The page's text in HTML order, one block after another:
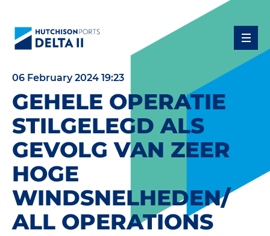
06 February 2024 19:23
GEHELE OPERATIE
STILGELEGD ALS
GEVOLG VAN ZEER
HOGE
WINDSNELHEDEN/
ALL OPERATIONS